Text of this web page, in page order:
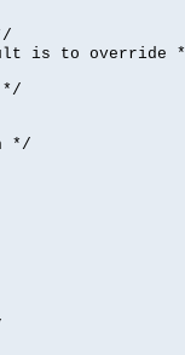
is to override
*/